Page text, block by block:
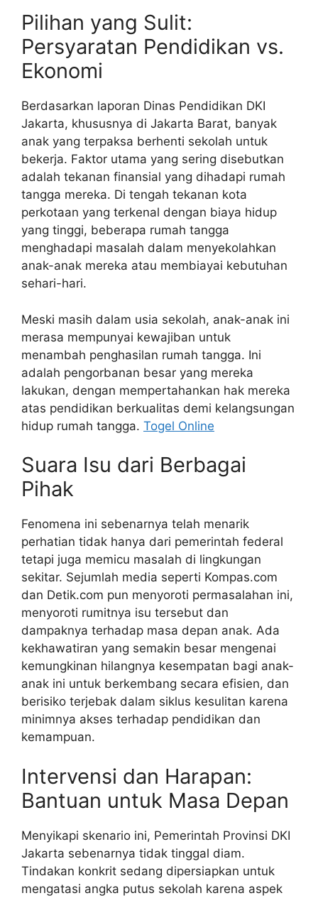
Pilihan yang Sulit:
Persyaratan Pendidikan vs.
Ekonomi
Berdasarkan laporan Dinas Pendidikan DKI
Jakarta, khususnya di Jakarta Barat, banyak
anak yang terpaksa berhenti sekolah untuk
bekerja. Faktor utama yang sering disebutkan
adalah tekanan finansial yang dihadapi rumah
tangga mereka. Di tengah tekanan kota
perkotaan yang terkenal dengan biaya hidup
yang tinggi, beberapa rumah tangga
menghadapi masalah dalam menyekolahkan
anak-anak mereka atau membiayai kebutuhan
sehari-hari.
Meski masih dalam usia sekolah, anak-anak ini
merasa mempunyai kewajiban untuk
menambah penghasilan rumah tangga. Ini
adalah pengorbanan besar yang mereka
lakukan, dengan mempertahankan hak mereka
atas pendidikan berkualitas demi kelangsungan
hidup rumah tangga. Togel Online
Suara Isu dari Berbagai
Pihak
Fenomena ini sebenarnya telah menarik
perhatian tidak hanya dari pemerintah federal
tetapi juga memicu masalah di lingkungan
sekitar. Sejumlah media seperti Kompas.com
dan Detik.com pun menyoroti permasalahan ini,
menyoroti rumitnya isu tersebut dan
dampaknya terhadap masa depan anak. Ada
kekhawatiran yang semakin besar mengenai
kemungkinan hilangnya kesempatan bagi anak-
anak ini untuk berkembang secara efisien, dan
berisiko terjebak dalam siklus kesulitan karena
minimnya akses terhadap pendidikan dan
kemampuan.
Intervensi dan Harapan:
Bantuan untuk Masa Depan
Menyikapi skenario ini, Pemerintah Provinsi DKI
Jakarta sebenarnya tidak tinggal diam.
Tindakan konkrit sedang dipersiapkan untuk
mengatasi angka putus sekolah karena aspek